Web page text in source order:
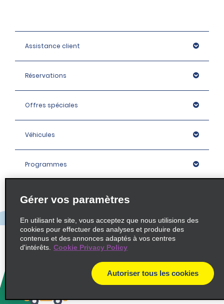
Assistance client
Réservations
Offres spéciales
Véhicules
Programmes
Entreprise
Agences
Policies / Sitemap
Gérer vos paramètres
En utilisant le site, vous acceptez que nous utilisions des
cookies pour effectuer des analyses et produire des
contenus et des annonces adaptés à vos centres
d'intérêts. Cookie Privacy Policy
Autoriser tous les cookies